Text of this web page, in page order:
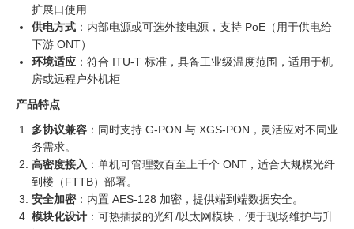
扩展口使用
供电方式 ：内部电源或可选外接电源，支持 PoE（用于供电给
下游 ONT）
环境适应 ：符合 ITU‑T 标准，具备工业级温度范围，适用于机
房或远程户外机柜
产品特点
多协议兼容 ：同时支持 G‑PON 与 XGS‑PON，灵活应对不同业
务需求。
高密度接入 ：单机可管理数百至上千个 ONT，适合大规模光纤
到楼（FTTB）部署。
安全加密：内置 AES‑128 加密，提供端到端数据安全。
模块化设计 ：可热插拔的光纤/以太网模块，便于现场维护与升